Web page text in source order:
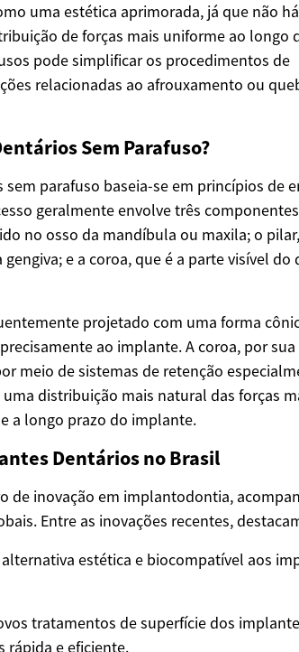
uma estética aprimorada, já que não
de forças mais uniforme ao longo
pode simplificar os procedimentos de
relacionadas ao afrouxamento ou
Sem Parafuso?
parafuso baseia-se em princípios de
geralmente envolve três
no osso da mandíbula ou maxila; o
e a coroa, que é a parte visível do
projetado com uma forma
ao implante. A coroa, por sua
meio de sistemas de retenção
distribuição mais natural das forças
a longo prazo do implante.
Dentários no Brasil
de inovação em implantodontia,
Entre as inovações recentes,
estética e biocompatível aos
tratamentos de superfície dos
rápida e eficiente.